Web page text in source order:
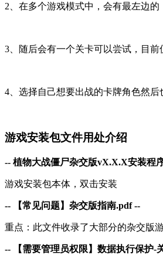
2、在多个游戏模式中，会有最左边
3、随后会有一个关卡可以尝试，目前
4、选择自己想要出战的卡牌角色然
游戏安装包文件用处介绍
-- 植物大战僵尸杂交版vX.X.X安装程
游戏安装包本体，双击安装
-- 【常见问题】杂交版指南.pdf --
重点：此文件收录了大部分的杂交版
-- 【需要管理员权限】数据执行保护-